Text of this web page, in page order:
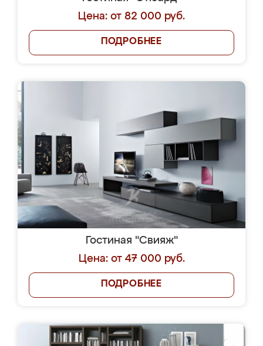
Цена: от 82 000 руб.
ПОДРОБНЕЕ
Гостиная "Свияж"
Цена: от 47 000 руб.
ПОДРОБНЕЕ